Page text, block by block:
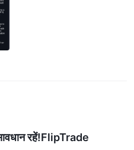
रहें!FlipTrade